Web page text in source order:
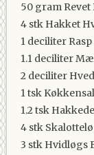
50 gram
4 stk Hakket
1 deciliter Rasp
1.1 deciliter
2 deciliter
1 tsk
1.2 tsk
4 stk
3 stk Hvidløgs